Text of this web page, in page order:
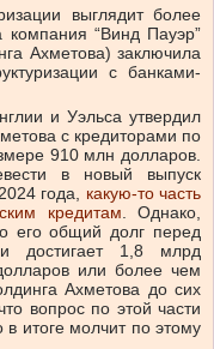
выглядит более
“Винд Пауэр”
Ахметова) заключила
с банками-
и Уэльса утвердил
с кредиторами по
910 млн долларов.
в новый выпуск
года, какую-то часть
кредитам . Однако,
его общий долг перед
достигает 1,8 млрд
или более чем
Ахметова до сих
вопрос по этой части
в итоге молчит по этому